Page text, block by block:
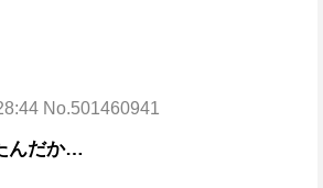
No.501460941
んだか…